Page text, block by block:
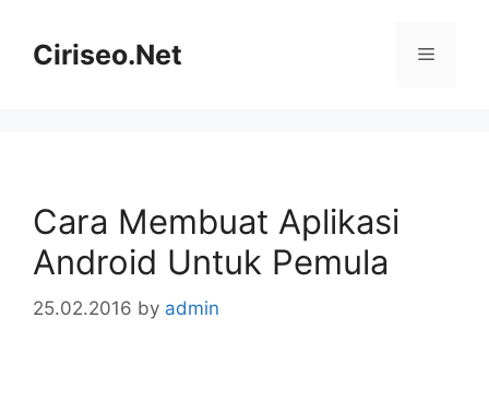
contentCiriseo.Net Menu
Cara Membuat Aplikasi
Android Untuk Pemula
25.02.2016 by admin